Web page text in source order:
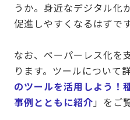
うか。身近なデジタル化
促進しやすくなるはずです
なお、ペーパーレス化を
ります。ツールについて
のツールを活用しよう！
事例とともに紹介 」をご